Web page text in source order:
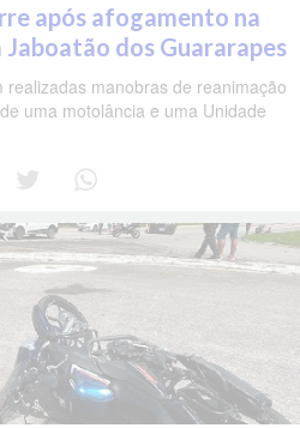
após afogamento na
Jaboatão dos Guararapes
manobras de reanimação
uma motolância e uma Unidade